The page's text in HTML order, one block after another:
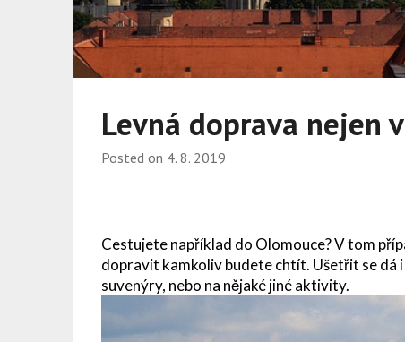
Levná doprava nejen
Posted on 4. 8. 2019
Cestujete například do Olomouce? V tom
dopravit kamkoliv budete chtít. Ušetřit se dá
suvenýry, nebo na nějaké jiné aktivity.